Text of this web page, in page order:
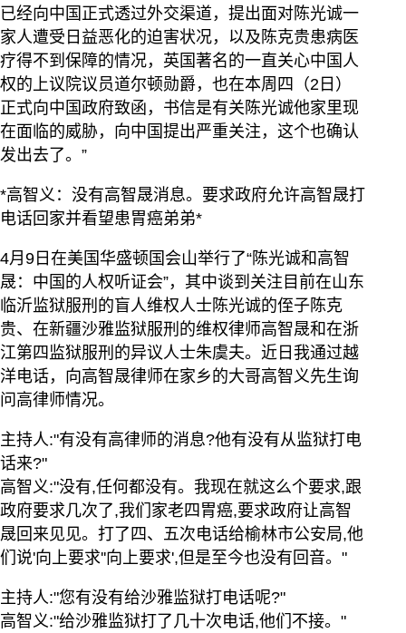
已经向中国正式透过外交渠道，提出面对陈光诚一
家人遭受日益恶化的迫害状况，以及陈克贵患病医
疗得不到保障的情况，英国著名的一直关心中国人
权的上议院议员道尔顿勋爵，也在本周四（2日）
正式向中国政府致函，书信是有关陈光诚他家里现
在面临的威胁，向中国提出严重关注，这个也确认
发出去了。”
*高智义：没有高智晟消息。要求政府允许高智晟打
电话回家并看望患胃癌弟弟*
4月9日在美国华盛顿国会山举行了“陈光诚和高智
晟：中国的人权听证会”，其中谈到关注目前在山东
临沂监狱服刑的盲人维权人士陈光诚的侄子陈克
贵、在新疆沙雅监狱服刑的维权律师高智晟和在浙
江第四监狱服刑的异议人士朱虞夫。近日我通过越
洋电话，向高智晟律师在家乡的大哥高智义先生询
问高律师情况。
主持人:"有没有高律师的消息?他有没有从监狱打电
话来?"
高智义:"没有,任何都没有。我现在就这么个要求,跟
政府要求几次了,我们家老四胃癌,要求政府让高智
晟回来见见。打了四、五次电话给榆林市公安局,他
们说'向上要求''向上要求',但是至今也没有回音。"
主持人:"您有没有给沙雅监狱打电话呢?"
高智义:"给沙雅监狱打了几十次电话,他们不接。"